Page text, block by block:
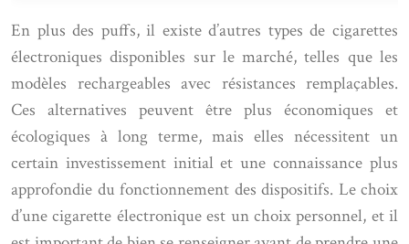
En plus des puffs, il existe d’autres types de cigarettes
électroniques disponibles sur le marché, telles que les
modèles rechargeables avec résistances remplaçables.
Ces alternatives peuvent être plus économiques et
écologiques à long terme, mais elles nécessitent un
certain investissement initial et une connaissance plus
approfondie du fonctionnement des dispositifs. Le choix
d’une cigarette électronique est un choix personnel, et il